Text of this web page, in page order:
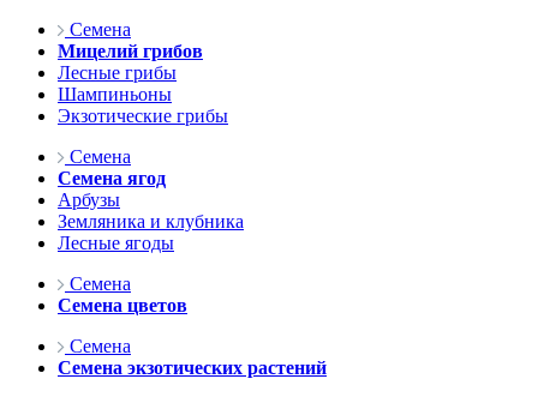
Семена
Мицелий грибов
Лесные грибы
Шампиньоны
Экзотические грибы
Семена
Семена ягод
Арбузы
Земляника и клубника
Лесные ягоды
Семена
Семена цветов
Семена
Семена экзотических растений